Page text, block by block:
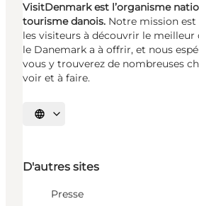
VisitDenmark est l’organisme
tourisme danois. Notre mission est
les visiteurs à découvrir le meilleur
le Danemark a à offrir, et nous
vous y trouverez de nombreuses
voir et à faire.
Choisissez la langue
D'autres sites
Presse